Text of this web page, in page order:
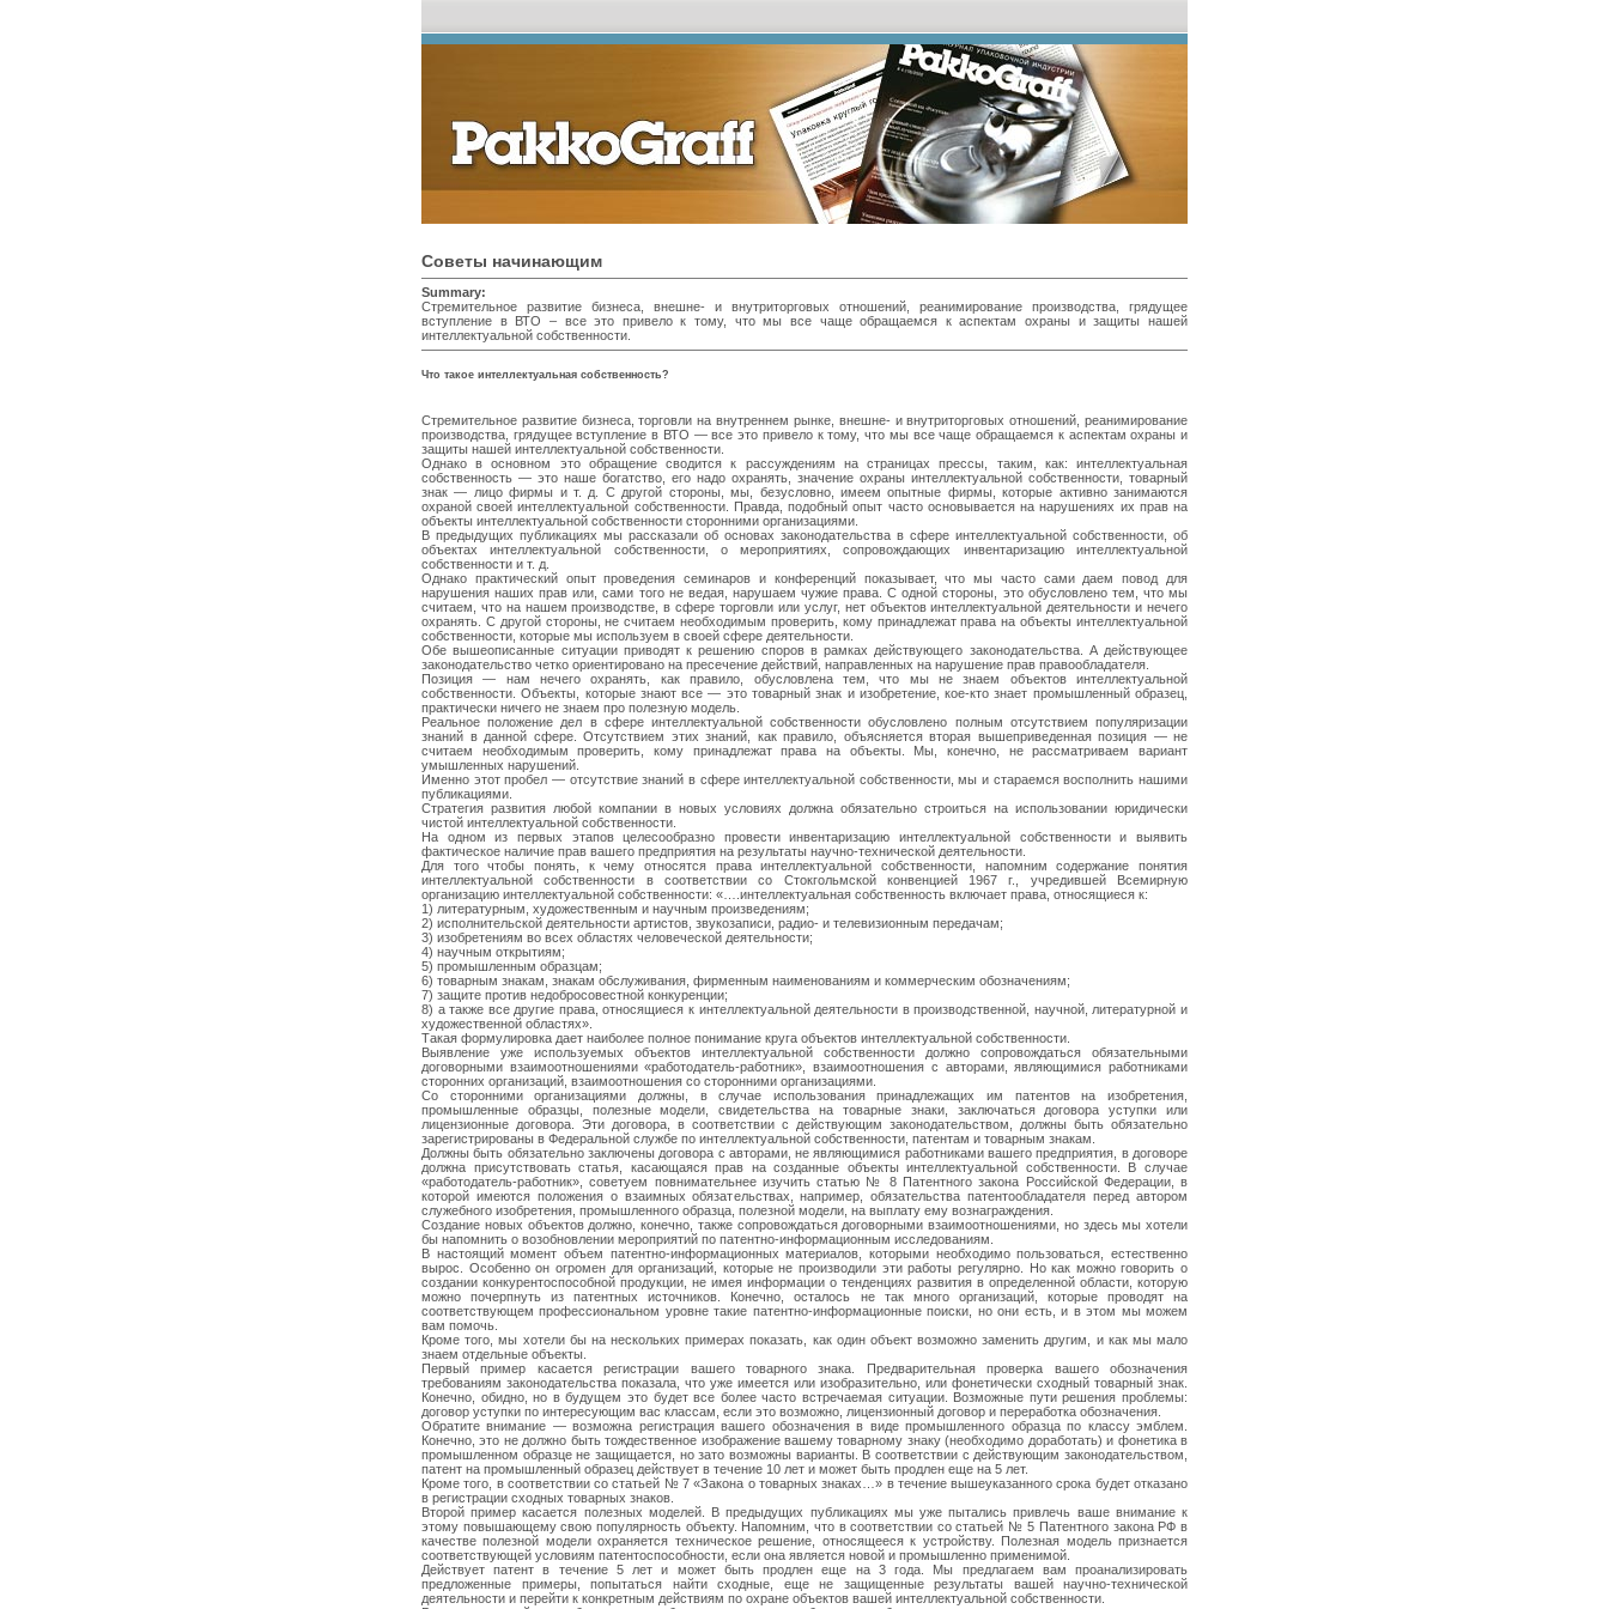
Советы начинающим
Summary:
Стремительное развитие бизнеса, внешне- и внутриторговых отношений, реанимирование производства, грядущее
вступление в ВТО – все это привело к тому, что мы все чаще обращаемся к аспектам охраны и защиты нашей
интеллектуальной собственности.
Что такое интеллектуальная собственность?
Стремительное развитие бизнеса, торговли на внутреннем рынке, внешне- и внутриторговых отношений, реанимирование
производства, грядущее вступление в ВТО — все это привело к тому, что мы все чаще обращаемся к аспектам охраны и
защиты нашей интеллектуальной собственности.
Однако в основном это обращение сводится к рассуждениям на страницах прессы, таким, как: интеллектуальная
собственность — это наше богатство, его надо охранять, значение охраны интеллектуальной собственности, товарный
знак — лицо фирмы и т. д. С другой стороны, мы, безусловно, имеем опытные фирмы, которые активно занимаются
охраной своей интеллектуальной собственности. Правда, подобный опыт часто основывается на нарушениях их прав на
объекты интеллектуальной собственности сторонними организациями.
В предыдущих публикациях мы рассказали об основах законодательства в сфере интеллектуальной собственности, об
объектах интеллектуальной собственности, о мероприятиях, сопровождающих инвентаризацию интеллектуальной
собственности и т. д.
Однако практический опыт проведения семинаров и конференций показывает, что мы часто сами даем повод для
нарушения наших прав или, сами того не ведая, нарушаем чужие права. С одной стороны, это обусловлено тем, что мы
считаем, что на нашем производстве, в сфере торговли или услуг, нет объектов интеллектуальной деятельности и нечего
охранять. С другой стороны, не считаем необходимым проверить, кому принадлежат права на объекты интеллектуальной
собственности, которые мы используем в своей сфере деятельности.
Обе вышеописанные ситуации приводят к решению споров в рамках действующего законодательства. А действующее
законодательство четко ориентировано на пресечение действий, направленных на нарушение прав правообладателя.
Позиция — нам нечего охранять, как правило, обусловлена тем, что мы не знаем объектов интеллектуальной
собственности. Объекты, которые знают все — это товарный знак и изобретение, кое-кто знает промышленный образец,
практически ничего не знаем про полезную модель.
Реальное положение дел в сфере интеллектуальной собственности обусловлено полным отсутствием популяризации
знаний в данной сфере. Отсутствием этих знаний, как правило, объясняется вторая вышеприведенная позиция — не
считаем необходимым проверить, кому принадлежат права на объекты. Мы, конечно, не рассматриваем вариант
умышленных нарушений.
Именно этот пробел — отсутствие знаний в сфере интеллектуальной собственности, мы и стараемся восполнить нашими
публикациями.
Стратегия развития любой компании в новых условиях должна обязательно строиться на использовании юридически
чистой интеллектуальной собственности.
На одном из первых этапов целесообразно провести инвентаризацию интеллектуальной собственности и выявить
фактическое наличие прав вашего предприятия на результаты научно-технической деятельности.
Для того чтобы понять, к чему относятся права интеллектуальной собственности, напомним содержание понятия
интеллектуальной собственности в соответствии со Стокгольмской конвенцией 1967 г., учредившей Всемирную
организацию интеллектуальной собственности: «….интеллектуальная собственность включает права, относящиеся к:
1) литературным, художественным и научным произведениям;
2) исполнительской деятельности артистов, звукозаписи, радио- и телевизионным передачам;
3) изобретениям во всех областях человеческой деятельности;
4) научным открытиям;
5) промышленным образцам;
6) товарным знакам, знакам обслуживания, фирменным наименованиям и коммерческим обозначениям;
7) защите против недобросовестной конкуренции;
8) а также все другие права, относящиеся к интеллектуальной деятельности в производственной, научной, литературной и
художественной областях».
Такая формулировка дает наиболее полное понимание круга объектов интеллектуальной собственности.
Выявление уже используемых объектов интеллектуальной собственности должно сопровождаться обязательными
договорными взаимоотношениями «работодатель-работник», взаимоотношения с авторами, являющимися работниками
сторонних организаций, взаимоотношения со сторонними организациями.
Со сторонними организациями должны, в случае использования принадлежащих им патентов на изобретения,
промышленные образцы, полезные модели, свидетельства на товарные знаки, заключаться договора уступки или
лицензионные договора. Эти договора, в соответствии с действующим законодательством, должны быть обязательно
зарегистрированы в Федеральной службе по интеллектуальной собственности, патентам и товарным знакам.
Должны быть обязательно заключены договора с авторами, не являющимися работниками вашего предприятия, в договоре
должна присутствовать статья, касающаяся прав на созданные объекты интеллектуальной собственности. В случае
«работодатель-работник», советуем повнимательнее изучить статью № 8 Патентного закона Российской Федерации, в
которой имеются положения о взаимных обязательствах, например, обязательства патентообладателя перед автором
служебного изобретения, промышленного образца, полезной модели, на выплату ему вознаграждения.
Создание новых объектов должно, конечно, также сопровождаться договорными взаимоотношениями, но здесь мы хотели
бы напомнить о возобновлении мероприятий по патентно-информационным исследованиям.
В настоящий момент объем патентно-информационных материалов, которыми необходимо пользоваться, естественно
вырос. Особенно он огромен для организаций, которые не производили эти работы регулярно. Но как можно говорить о
создании конкурентоспособной продукции, не имея информации о тенденциях развития в определенной области, которую
можно почерпнуть из патентных источников. Конечно, осталось не так много организаций, которые проводят на
соответствующем профессиональном уровне такие патентно-информационные поиски, но они есть, и в этом мы можем
вам помочь.
Кроме того, мы хотели бы на нескольких примерах показать, как один объект возможно заменить другим, и как мы мало
знаем отдельные объекты.
Первый пример касается регистрации вашего товарного знака. Предварительная проверка вашего обозначения
требованиям законодательства показала, что уже имеется или изобразительно, или фонетически сходный товарный знак.
Конечно, обидно, но в будущем это будет все более часто встречаемая ситуации. Возможные пути решения проблемы:
договор уступки по интересующим вас классам, если это возможно, лицензионный договор и переработка обозначения.
Обратите внимание — возможна регистрация вашего обозначения в виде промышленного образца по классу эмблем.
Конечно, это не должно быть тождественное изображение вашему товарному знаку (необходимо доработать) и фонетика в
промышленном образце не защищается, но зато возможны варианты. В соответствии с действующим законодательством,
патент на промышленный образец действует в течение 10 лет и может быть продлен еще на 5 лет.
Кроме того, в соответствии со статьей № 7 «Закона о товарных знаках…» в течение вышеуказанного срока будет отказано
в регистрации сходных товарных знаков.
Второй пример касается полезных моделей. В предыдущих публикациях мы уже пытались привлечь ваше внимание к
этому повышающему свою популярность объекту. Напомним, что в соответствии со статьей № 5 Патентного закона РФ в
качестве полезной модели охраняется техническое решение, относящееся к устройству. Полезная модель признается
соответствующей условиям патентоспособности, если она является новой и промышленно применимой.
Действует патент в течение 5 лет и может быть продлен еще на 3 года. Мы предлагаем вам проанализировать
предложенные примеры, попытаться найти сходные, еще не защищенные результаты вашей научно-технической
деятельности и перейти к конкретным действиям по охране объектов вашей интеллектуальной собственности.